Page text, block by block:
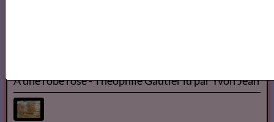
À une robe rose - Théophile Gautier lu par Yvon Jean